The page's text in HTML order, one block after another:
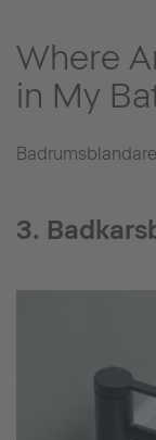
Where
in My
3.